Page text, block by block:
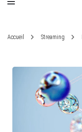
Accueil Streaming